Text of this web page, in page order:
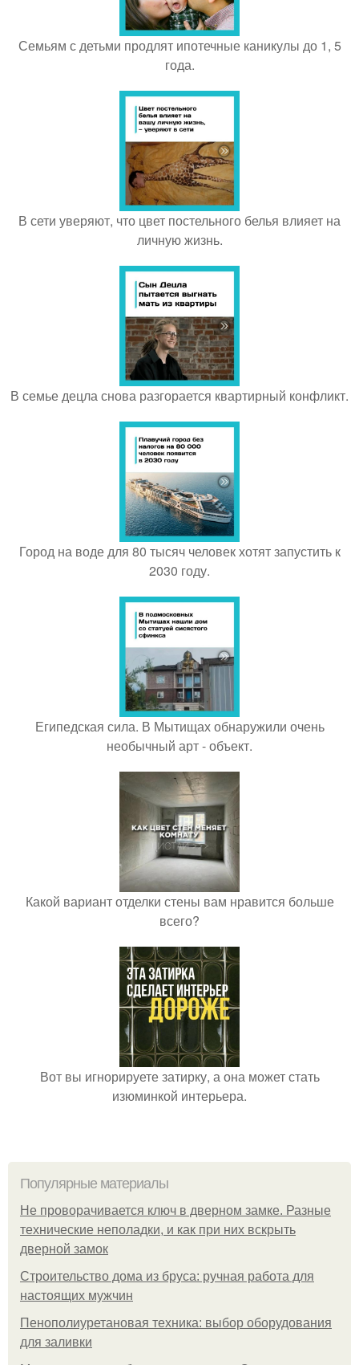
Семьям с детьми продлят ипотечные каникулы до 1, 5
года.
В сети уверяют, что цвет постельного белья влияет на
личную жизнь.
В семье децла снова разгорается квартирный конфликт.
Город на воде для 80 тысяч человек хотят запустить к
2030 году.
Египедская сила. В Мытищах обнаружили очень
необычный арт - объект.
Какой вариант отделки стены вам нравится больше
всего?
Вот вы игнорируете затирку, а она может стать
изюминкой интерьера.
Популярные материалы
Не проворачивается ключ в дверном замке. Разные
технические неполадки, и как при них вскрыть
дверной замок
Строительство дома из бруса: ручная работа для
настоящих мужчин
Пенополиуретановая техника: выбор оборудования
для заливки